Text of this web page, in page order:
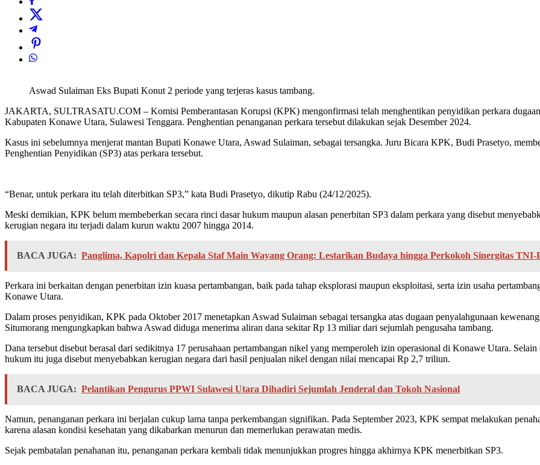
Aswad Sulaiman Eks Bupati Konut 2 periode yang terjeras kasus tambang.
JAKARTA, SULTRASATU.COM – Komisi Pemberantasan Korupsi (KPK) mengonfirmasi telah menghentikan penyidikan perkara
Kabupaten Konawe Utara, Sulawesi Tenggara. Penghentian penanganan perkara tersebut dilakukan sejak Desember 2024.
Kasus ini sebelumnya menjerat mantan Bupati Konawe Utara, Aswad Sulaiman, sebagai tersangka. Juru Bicara KPK, Budi Prasetyo,
Penghentian Penyidikan (SP3) atas perkara tersebut.
“Benar, untuk perkara itu telah diterbitkan SP3,” kata Budi Prasetyo, dikutip Rabu (24/12/2025).
Meski demikian, KPK belum membeberkan secara rinci dasar hukum maupun alasan penerbitan SP3 dalam perkara yang disebut
kerugian negara itu terjadi dalam kurun waktu 2007 hingga 2014.
BACA JUGA: Panglima, Kapolri dan Kepala Staf Main Wayang Orang: Lestarikan Budaya hingga Perkokoh Sinergitas TNI-
Perkara ini berkaitan dengan penerbitan izin kuasa pertambangan, baik pada tahap eksplorasi maupun eksploitasi, serta izin usaha
Konawe Utara.
Dalam proses penyidikan, KPK pada Oktober 2017 menetapkan Aswad Sulaiman sebagai tersangka atas dugaan penyalahgunaan
Situmorang mengungkapkan bahwa Aswad diduga menerima aliran dana sekitar Rp 13 miliar dari sejumlah pengusaha tambang.
Dana tersebut disebut berasal dari sedikitnya 17 perusahaan pertambangan nikel yang memperoleh izin operasional di Konawe Utara.
hukum itu juga disebut menyebabkan kerugian negara dari hasil penjualan nikel dengan nilai mencapai Rp 2,7 triliun.
BACA JUGA: Pelantikan Pengurus PPWI Sulawesi Utara Dihadiri Sejumlah Jenderal dan Tokoh Nasional
Namun, penanganan perkara ini berjalan cukup lama tanpa perkembangan signifikan. Pada September 2023, KPK sempat melakukan
karena alasan kondisi kesehatan yang dikabarkan menurun dan memerlukan perawatan medis.
Sejak pembatalan penahanan itu, penanganan perkara kembali tidak menunjukkan progres hingga akhirnya KPK menerbitkan SP3.